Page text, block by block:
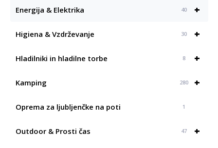
+
Energija & Elektrika 40
+
Higiena & Vzdrževanje 30
+
Hladilniki in hladilne torbe 8
+
Kamping 280
Oprema za ljubljenčke na poti 1
+
Outdoor & Prosti čas 47